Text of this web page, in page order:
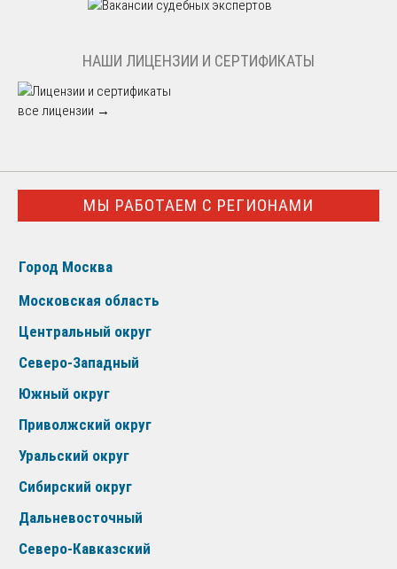
НАШИ ЛИЦЕНЗИИ И СЕРТИФИКАТЫ
все лицензии →
МЫ РАБОТАЕМ С РЕГИОНАМИ
Город Москва
Московская область
Центральный округ
Северо-Западный
Южный округ
Приволжский округ
Уральский округ
Сибирский округ
Дальневосточный
Северо-Кавказский